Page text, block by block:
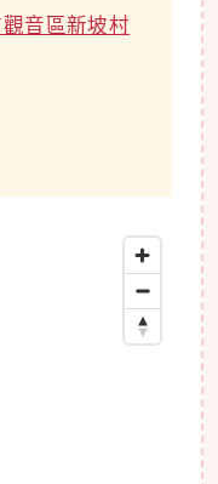
音區新坡村